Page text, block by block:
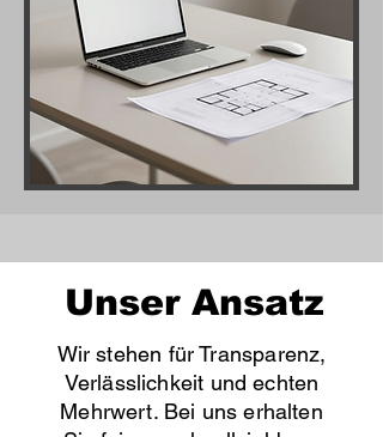
Unser Ansatz
Wir stehen für Transparenz,
Verlässlichkeit und echten
Mehrwert. Bei uns erhalten